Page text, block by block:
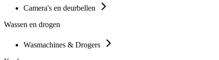
Camera's en deurbellen
Wassen en drogen
Wasmachines & Drogers